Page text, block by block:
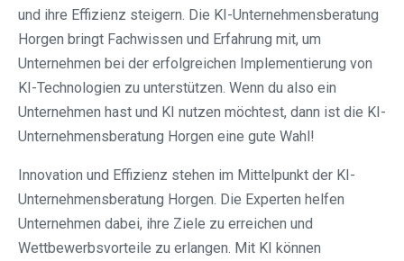
und ihre Effizienz steigern. Die KI-Unternehmensberatung
Horgen bringt Fachwissen und Erfahrung mit, um
Unternehmen bei der erfolgreichen Implementierung von
KI-Technologien zu unterstützen. Wenn du also ein
Unternehmen hast und KI nutzen möchtest, dann ist die KI-
Unternehmensberatung Horgen eine gute Wahl!
Innovation und Effizienz stehen im Mittelpunkt der KI-
Unternehmensberatung Horgen. Die Experten helfen
Unternehmen dabei, ihre Ziele zu erreichen und
Wettbewerbsvorteile zu erlangen. Mit KI können